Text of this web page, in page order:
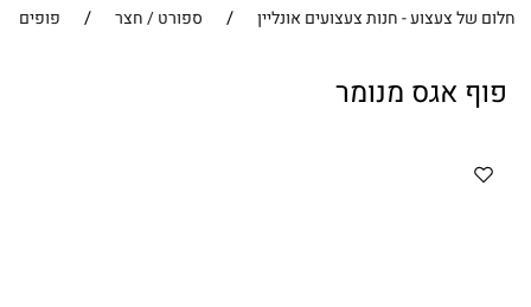
חלום של צעצוע - חנות צעצועים אונליין / ספורט / חצר / פופים
פוף אגס מנומר